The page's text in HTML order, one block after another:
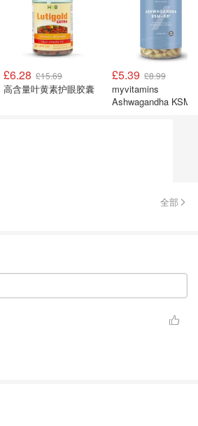
£6.28 £15.69
高含量叶黄素护眼胶囊
£5.39 £8.99
myvitamins
Ashwagandha
全部